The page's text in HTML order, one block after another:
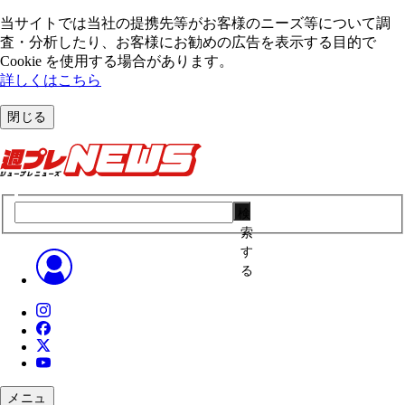
当サイトでは当社の提携先等がお客様のニーズ等について調
査・分析したり、お客様にお勧めの広告を表⽰する⽬的で
Cookie を使⽤する場合があります。
詳しくはこちら
閉じる
索
す
る
メニュ